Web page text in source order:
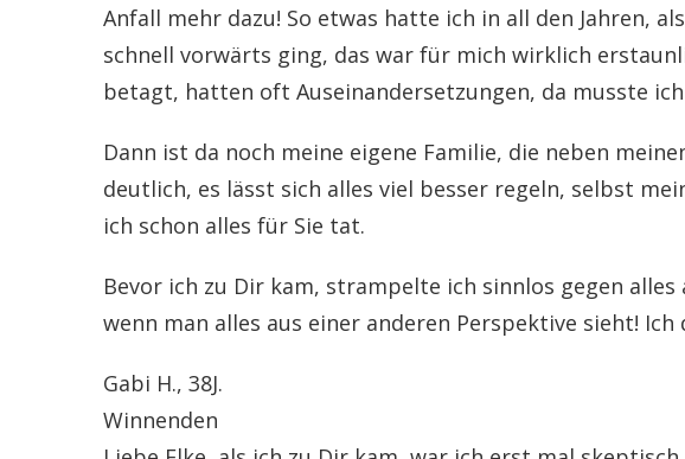
Anfall mehr dazu! So etwas hatte ich in all den Jahren,
schnell vorwärts ging, das war für mich wirklich
betagt, hatten oft Auseinandersetzungen, da musste
Dann ist da noch meine eigene Familie, die neben
deutlich, es lässt sich alles viel besser regeln, selbst
ich schon alles für Sie tat.
Bevor ich zu Dir kam, strampelte ich sinnlos gegen
wenn man alles aus einer anderen Perspektive sieht!
Gabi H., 38J.
Winnenden